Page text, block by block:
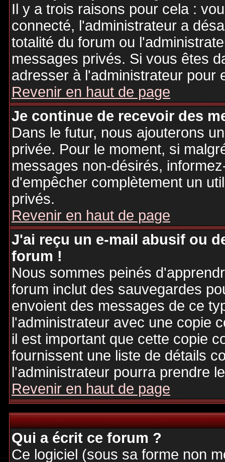
Il y a trois raisons pour cela :
connecté, l'administrateur a
totalité du forum ou
messages privés. Si vous êtes
adresser à l'administrateur pour
Revenir en haut de page
Je continue de recevoir des
Dans le futur, nous ajouterons
privée. Pour le moment, si
messages non-désirés,
d'empêcher complètement un
privés.
Revenir en haut de page
J'ai reçu un e-mail abusif ou
forum !
Nous sommes peinés
forum inclut des sauvegardes
envoient des messages de ce
l'administrateur avec une copie
il est important que cette copie
fournissent une liste de détails
l'administrateur pourra prendre
Revenir en haut de page
Qui a écrit ce forum ?
Ce logiciel (sous sa forme non